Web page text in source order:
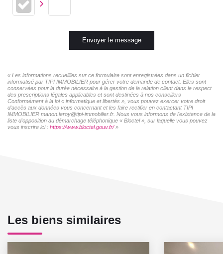
Envoyer le message
« Les informations recueillies sur ce formulaire sont enregistrées dans un fichier
informatisé par TIPI IMMOBILIER pour gérer votre demande de contact. Elles sont
conservées pour la durée nécessaire à la gestion de la relation client dans le respect
des prescriptions légales applicables et sont destinées à nos conseillers
Conformément à la loi « informatique et libertés », vous pouvez exercer votre droit
d'accès aux données vous concernant et les faire rectifier en contactant TIPI
IMMOBILIER manon.leroy@tipi-immobilier.fr. Nous vous informons de l'existence de la
liste d'opposition au démarchage téléphonique « Bloctel », sur laquelle vous pouvez
vous inscrire ici : https://www.bloctel.gouv.fr/»
Les biens similaires